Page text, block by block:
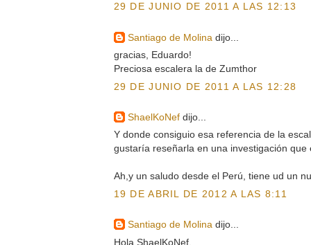
29 DE JUNIO DE 2011 A LAS 12:13
Santiago de Molina dijo...
gracias, Eduardo!
Preciosa escalera la de Zumthor
29 DE JUNIO DE 2011 A LAS 12:28
ShaelKoNefdijo...
Y donde consiguio esa referencia de la
gustaría reseñarla en una investigación que
Ah,y un saludo desde el Perú, tiene ud un
19 DE ABRIL DE 2012 A LAS 8:11
Santiago de Molinadijo...
Hola ShaelKoNef,